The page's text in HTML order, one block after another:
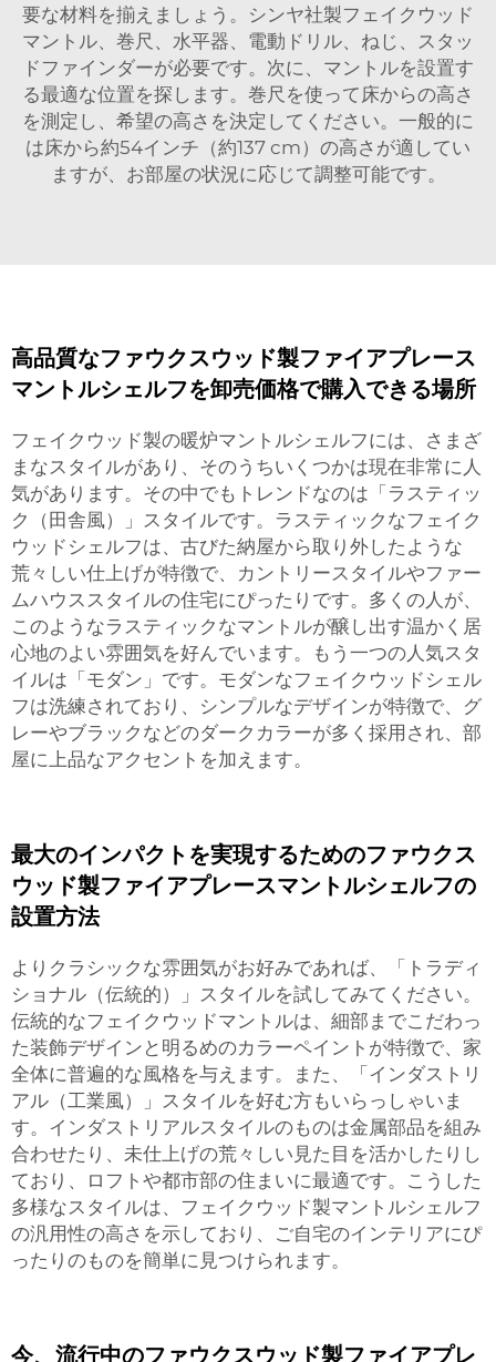
要な材料を揃えましょう。シンヤ社製フェイクウッド
マントル、巻尺、水平器、電動ドリル、ねじ、スタッ
ドファインダーが必要です。次に、マントルを設置す
る最適な位置を探します。巻尺を使って床からの高さ
を測定し、希望の高さを決定してください。一般的に
は床から約54インチ（約137 cm）の高さが適してい
ますが、お部屋の状況に応じて調整可能です。
高品質なファウクスウッド製ファイアプレース
マントルシェルフを卸売価格で購入できる場所
フェイクウッド製の暖炉マントルシェルフには、さまざ
まなスタイルがあり、そのうちいくつかは現在非常に人
気があります。その中でもトレンドなのは「ラスティッ
ク（田舎風）」スタイルです。ラスティックなフェイク
ウッドシェルフは、古びた納屋から取り外したような
荒々しい仕上げが特徴で、カントリースタイルやファー
ムハウススタイルの住宅にぴったりです。多くの人が、
このようなラスティックなマントルが醸し出す温かく居
心地のよい雰囲気を好んでいます。もう一つの人気スタ
イルは「モダン」です。モダンなフェイクウッドシェル
フは洗練されており、シンプルなデザインが特徴で、グ
レーやブラックなどのダークカラーが多く採用され、部
屋に上品なアクセントを加えます。
最大のインパクトを実現するためのファウクス
ウッド製ファイアプレースマントルシェルフの
設置方法
よりクラシックな雰囲気がお好みであれば、「トラディ
ショナル（伝統的）」スタイルを試してみてください。
伝統的なフェイクウッドマントルは、細部までこだわっ
た装飾デザインと明るめのカラーペイントが特徴で、家
全体に普遍的な風格を与えます。また、「インダストリ
アル（工業風）」スタイルを好む方もいらっしゃいま
す。インダストリアルスタイルのものは金属部品を組み
合わせたり、未仕上げの荒々しい見た目を活かしたりし
ており、ロフトや都市部の住まいに最適です。こうした
多様なスタイルは、フェイクウッド製マントルシェルフ
の汎用性の高さを示しており、ご自宅のインテリアにぴ
ったりのものを簡単に見つけられます。
今、流行中のファウクスウッド製ファイアプレ